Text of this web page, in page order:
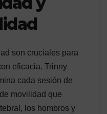
son cruciales para
eficacia. Trinny
cada sesión de
movilidad que
los hombros y